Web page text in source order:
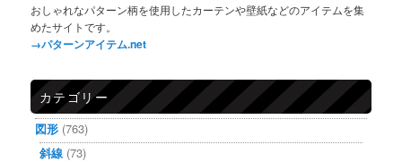
おしゃれなパターン柄を使用したカーテンや壁紙などのアイテムを集
めたサイトです。
→パターンアイテム.net
カテゴリー
図形 (763)
斜線 (73)